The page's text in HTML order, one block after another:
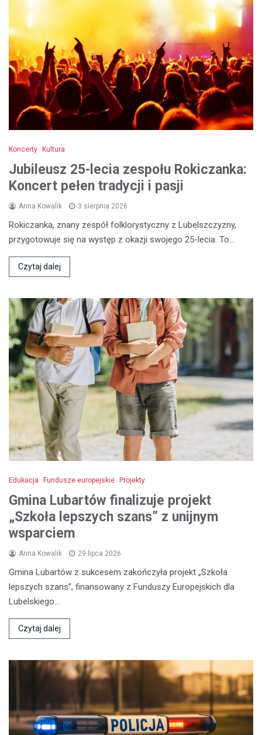
Koncerty Kultura
Jubileusz 25-lecia zespołu Rokiczanka:
Koncert pełen tradycji i pasji
Anna Kowalik 3 sierpnia 2026
Rokiczanka, znany zespół folklorystyczny z Lubelszczyzny,
przygotowuje się na występ z okazji swojego 25-lecia. To…
Czytaj dalej
Edukacja Fundusze europejskie Projekty
Gmina Lubartów finalizuje projekt
„Szkoła lepszych szans” z unijnym
wsparciem
Anna Kowalik 29 lipca 2026
Gmina Lubartów z sukcesem zakończyła projekt „Szkoła
lepszych szans”, finansowany z Funduszy Europejskich dla
Lubelskiego…
Czytaj dalej